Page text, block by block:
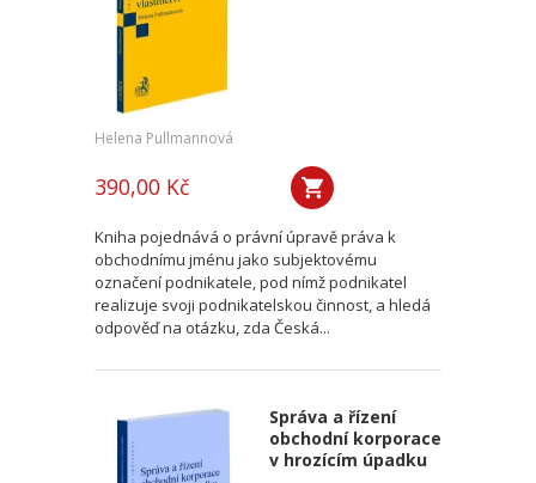
Helena Pullmannová
390,00 Kč
Kniha pojednává o právní úpravě práva k
obchodnímu jménu jako subjektovému
označení podnikatele, pod nímž podnikatel
realizuje svoji podnikatelskou činnost, a hledá
odpověď na otázku, zda Česká...
Správa a řízení
obchodní korporace
v hrozícím úpadku